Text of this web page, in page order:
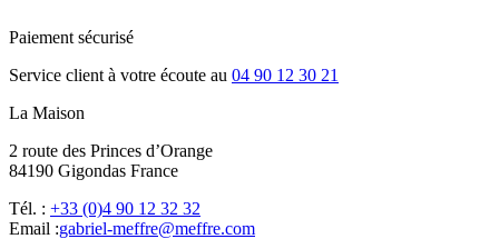
Paiement sécurisé
Service client à votre écoute au 04 90 12 30 21
La Maison
2 route des Princes d’Orange
84190 Gigondas France
Tél. : +33 (0)4 90 12 32 32
Email :moc.erffem@erffem-leirbag